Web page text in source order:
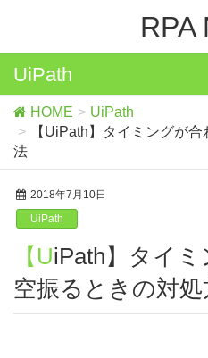
RPA
UiPath
HOME
UiPath
【UiPath】タイミングが
法
2018年7月10日
UiPath
【UiPath】タイミングが合わずに
空振るときの対処